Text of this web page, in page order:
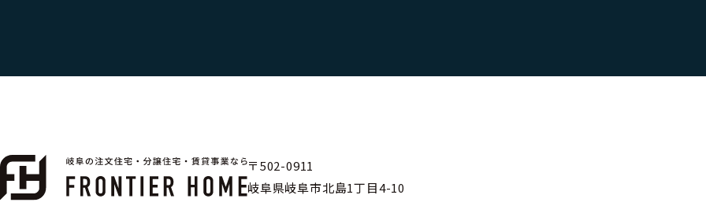
〒502-0911
岐阜県岐阜市北島1丁目4-10